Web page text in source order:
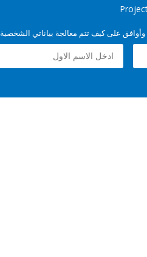
وأوافق على كيف تتم معالجة بياناتي الشخصية،